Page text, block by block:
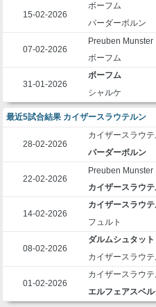
15-02-2026
ボーフム
パーダーボルン
07-02-2026
Preuben Munster
ボーフム
31-01-2026
ボーフム
シャルケ
最近5試合結果 カイザースラウテルン
28-02-2026
カイザースラウテ
パーダーボルン
22-02-2026
Preuben Munster
カイザースラウ
14-02-2026
カイザースラウ
フュルト
08-02-2026
ダルムシュタット
カイザースラウテ
01-02-2026
カイザースラウテ
エルフェアスベル